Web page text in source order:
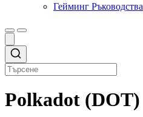
Гейминг Ръководства
Polkadot (DOT)